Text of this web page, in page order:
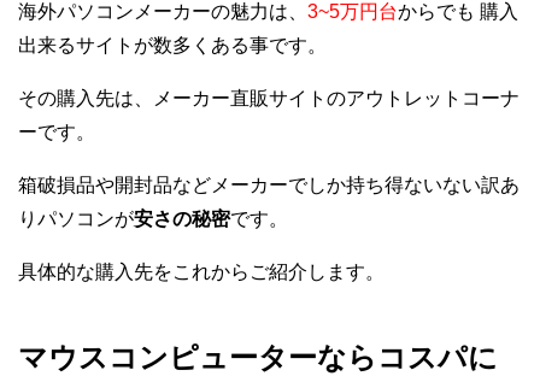
海外パソコンメーカーの魅力は、 3~5万円台からでも 購入
出来るサイトが数多くある事です。
その購入先は、メーカー直販サイトのアウトレットコーナ
ーです。
箱破損品や開封品などメーカーでしか持ち得ないない訳あ
りパソコンが安さの秘密です。
具体的な購入先をこれからご紹介します。
マウスコンピューターならコスパに